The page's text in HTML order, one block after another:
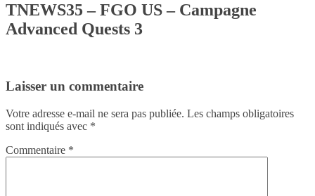
TNEWS35 – FGO US – Campagne
Advanced Quests 3
Laisser un commentaire
Votre adresse e-mail ne sera pas publiée. Les champs obligatoires
sont indiqués avec *
Commentaire *